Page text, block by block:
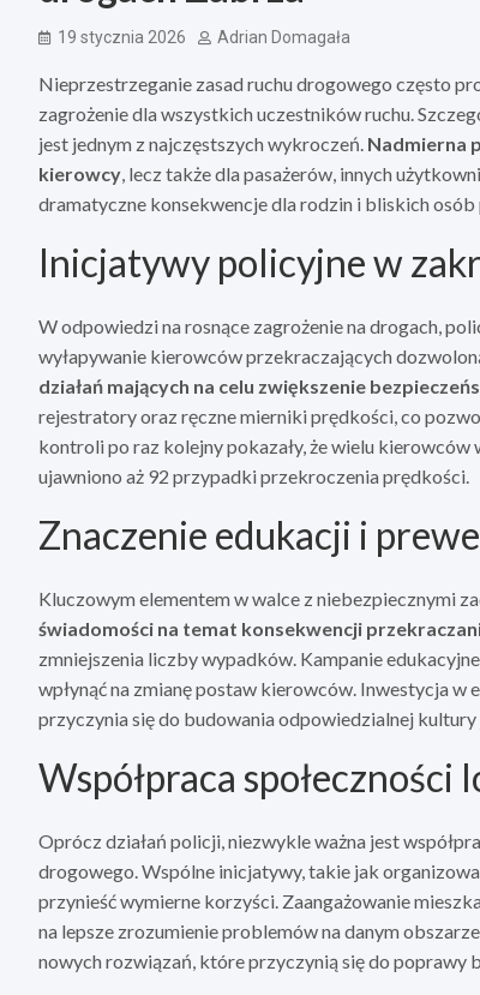
19 stycznia 2026 Adrian Domagała
Nieprzestrzeganie zasad ruchu drogowego często
zagrożenie dla wszystkich uczestników ruchu.
jest jednym z najczęstszych wykroczeń. Nadmierna
kierowcy, lecz także dla pasażerów, innych
dramatyczne konsekwencje dla rodzin i bliskich
Inicjatywy policyjne w
W odpowiedzi na rosnące zagrożenie na drogach,
wyłapywanie kierowców przekraczających
działań mających na celu zwiększenie
rejestratory oraz ręczne mierniki prędkości, co
kontroli po raz kolejny pokazały, że wielu kierowców
ujawniono aż 92 przypadki przekroczenia prędkości.
Znaczenie edukacji i
Kluczowym elementem w walce z niebezpiecznymi
świadomości na temat konsekwencji
zmniejszenia liczby wypadków. Kampanie
wpłynąć na zmianę postaw kierowców. Inwestycja
przyczynia się do budowania odpowiedzialnej kultury
Współpraca społeczności
Oprócz działań policji, niezwykle ważna jest
drogowego. Wspólne inicjatywy, takie jak
przynieść wymierne korzyści. Zaangażowanie
na lepsze zrozumienie problemów na danym
nowych rozwiązań, które przyczynią się do poprawy